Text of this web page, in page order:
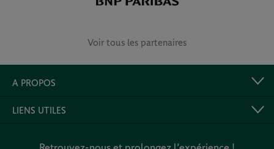
Voir tous les partenaires
A PROPOS
LIENS UTILES